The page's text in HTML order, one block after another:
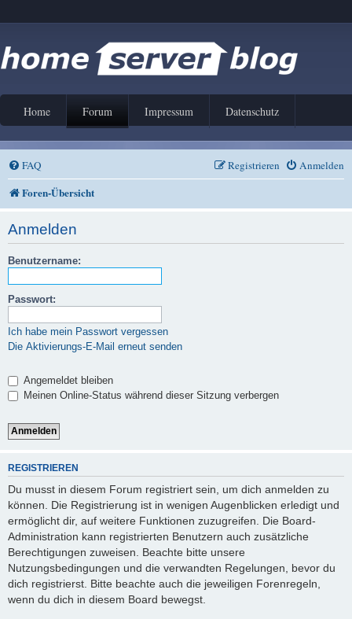
Home Forum Impressum Datenschutz
FAQ Anmelden
Registrieren
Foren-Übersicht
Anmelden
Benutzername:
Passwort:
Ich habe mein Passwort vergessen
Die Aktivierungs-E-Mail erneut senden
Angemeldet bleiben
Meinen Online-Status während dieser Sitzung verbergen
REGISTRIEREN
Du musst in diesem Forum registriert sein, um dich anmelden zu
können. Die Registrierung ist in wenigen Augenblicken erledigt und
ermöglicht dir, auf weitere Funktionen zuzugreifen. Die Board-
Administration kann registrierten Benutzern auch zusätzliche
Berechtigungen zuweisen. Beachte bitte unsere
Nutzungsbedingungen und die verwandten Regelungen, bevor du
dich registrierst. Bitte beachte auch die jeweiligen Forenregeln,
wenn du dich in diesem Board bewegst.